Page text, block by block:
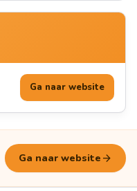
Ga naar website
Ga naar website arrow_forward